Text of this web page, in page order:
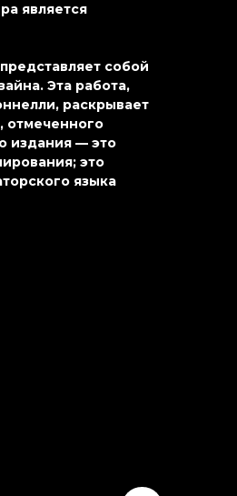
является
собой
Эта работа,
раскрывает
отмеченного
издания — это
это
языка